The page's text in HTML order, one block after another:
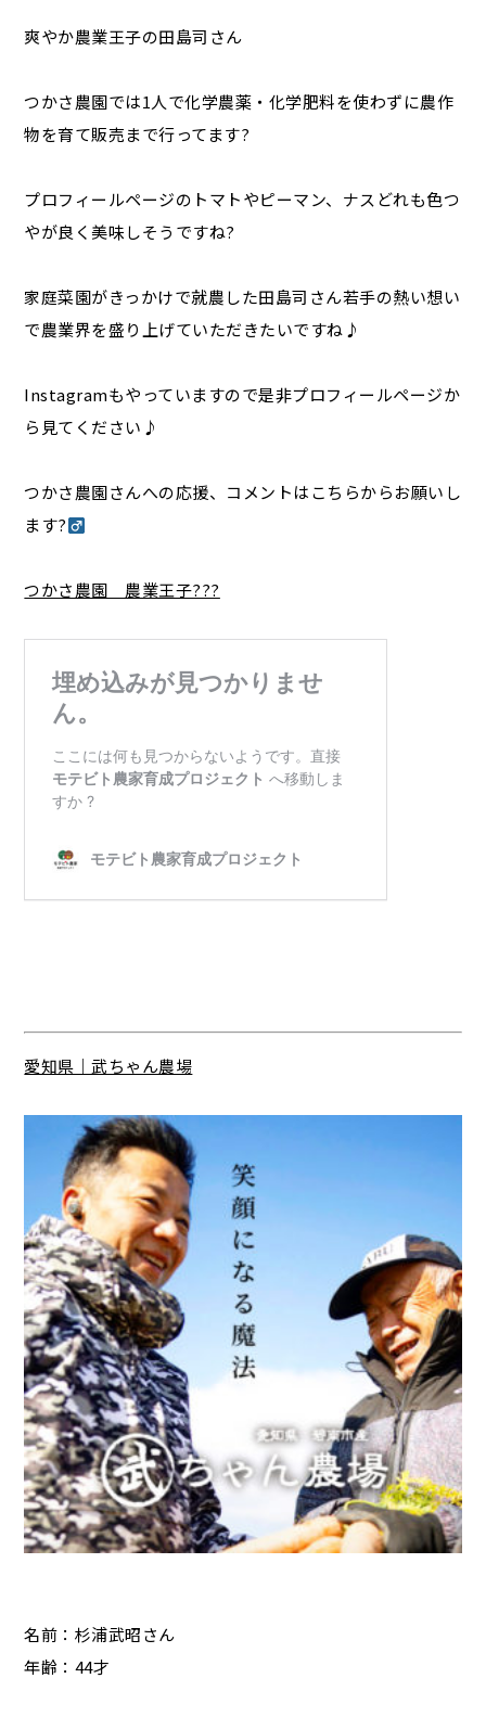
爽やか農業王子の田島司さん
つかさ農園では1人で化学農薬・化学肥料を使わずに農作
物を育て販売まで行ってます?
プロフィールページのトマトやピーマン、ナスどれも色つ
やが良く美味しそうですね?
家庭菜園がきっかけで就農した田島司さん若手の熱い想い
で農業界を盛り上げていただきたいですね♪
Instagramもやっていますので是非プロフィールページか
ら見てください♪
つかさ農園さんへの応援、コメントはこちらからお願いし
ます?‍
つかさ農園 農業王子??‍?
愛知県｜武ちゃん農場
名前：杉浦武昭さん
年齢：44才